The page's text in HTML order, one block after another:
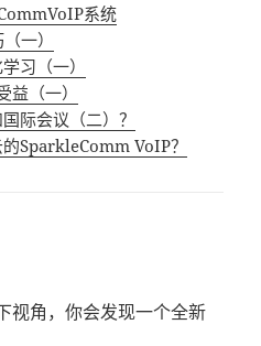
系统
一）
习（一）
（一）
际会议（二）？
SparkleComm VoIP？
视角，你会发现一个全新